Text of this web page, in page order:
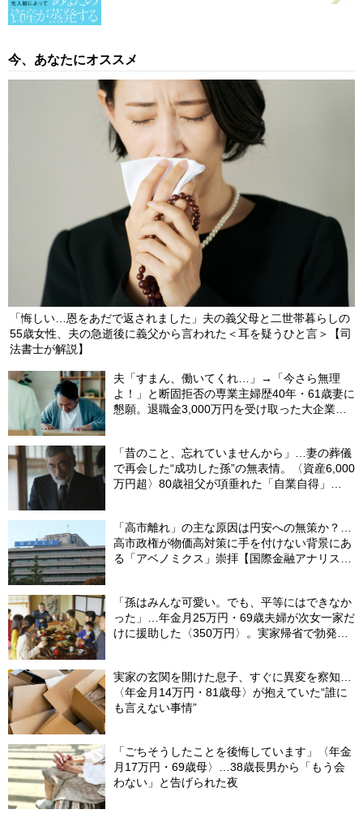
今、あなたにオススメ
「悔しい…恩をあだで返されました」夫の義父母と二世帯暮らしの
55歳女性、夫の急逝後に義父から言われた＜耳を疑うひと言＞【司
法書士が解説】
夫「すまん、働いてくれ…」→「今さら無理
よ！」と断固拒否の専業主婦歴40年・61歳妻に
懇願。退職金3,000万円を受け取った大企業元
「昔のこと、忘れていませんから」…妻の葬儀
で再会した“成功した孫”の無表情。〈資産6,000
万円超〉80歳祖父が項垂れた「自業自得」
「高市離れ」の主な原因は円安への無策か？…
高市政権が物価高対策に手を付けない背景にあ
る「アベノミクス」崇拝【国際金融アナリスト
「孫はみんな可愛い。でも、平等にはできなか
った」…年金月25万円・69歳夫婦が次女一家だ
けに援助した〈350万円〉。実家帰省で勃発し
実家の玄関を開けた息子、すぐに異変を察知…
〈年金月14万円・81歳母〉が抱えていた“誰に
も言えない事情”
「ごちそうしたことを後悔しています」〈年金
月17万円・69歳母〉…38歳長男から「もう会
わない」と告げられた夜